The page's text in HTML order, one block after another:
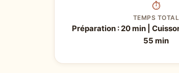
⏱
TEMPS TOTAL
Préparation : 20 min |
55 min